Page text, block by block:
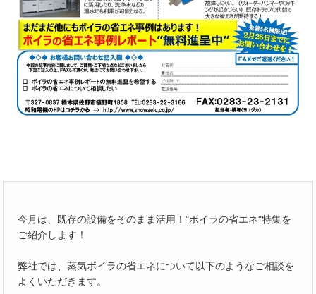
今月は、既存の設備をそのまま活用！"ボイラの省エネ"特集を
ご紹介します！
弊社では、蒸気ボイラの省エネについて以下のようなご相談を
よくいただきます。